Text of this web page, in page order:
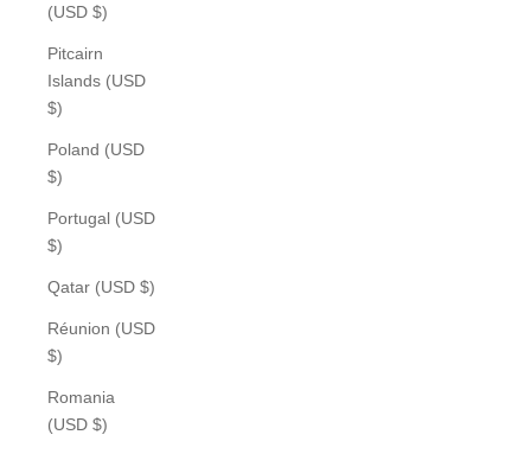
(USD $)
Pitcairn
Islands (USD
$)
Poland (USD
$)
Portugal (USD
$)
Qatar (USD $)
Réunion (USD
$)
Romania
(USD $)